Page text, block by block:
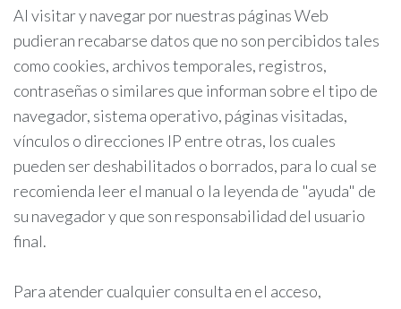
Al visitar y navegar por nuestras páginas Web
pudieran recabarse datos que no son percibidos tales
como cookies, archivos temporales, registros,
contraseñas o similares que informan sobre el tipo de
navegador, sistema operativo, páginas visitadas,
vínculos o direcciones IP entre otras, los cuales
pueden ser deshabilitados o borrados, para lo cual se
recomienda leer el manual o la leyenda de "ayuda" de
su navegador y que son responsabilidad del usuario
final.
Para atender cualquier consulta en el acceso,